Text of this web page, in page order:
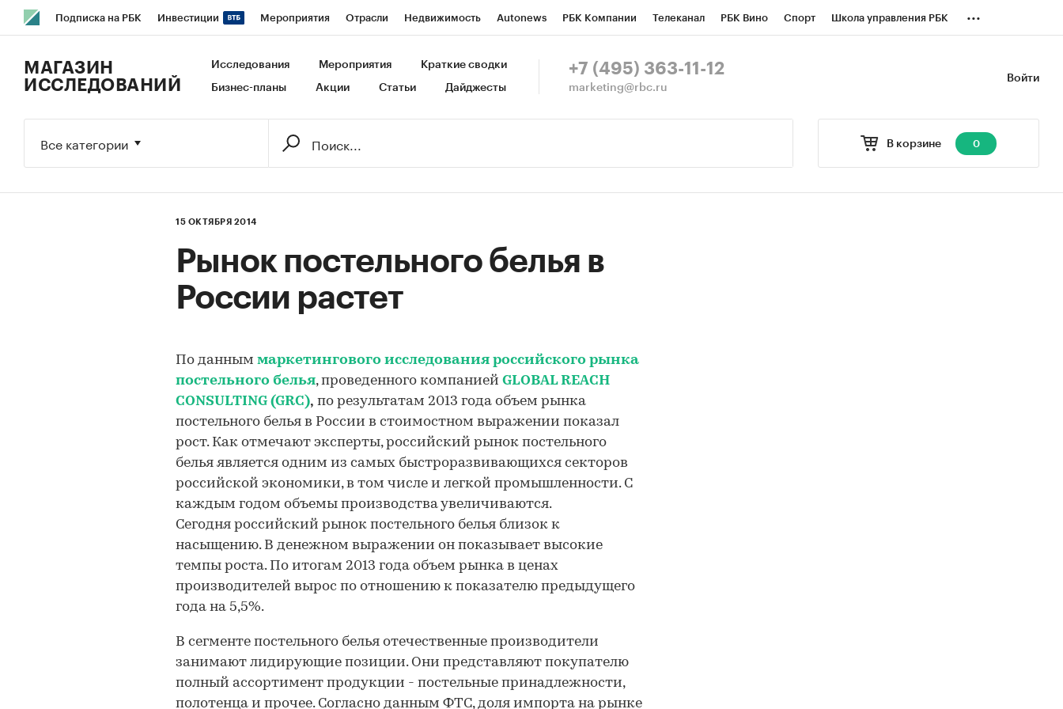
Подписка на РБК Инвестиции Мероприятия Отрасли Недвижимость Autonews РБК Компании Телеканал РБК Вино Спорт Школа управления РБК
Исследования Кредитные рейтинги Франшизы Газета Спецпроекты СПб Конференции СПб Спецпроекты
...
Войти
МАГАЗИН
ИССЛЕДОВАНИЙ
Исследования Мероприятия Краткие сводки
Бизнес-планы Акции Статьи Дайджесты
+7 (495) 363-11-12
marketing@rbc.ru
В корзине 0
Все категории
15 ОКТЯБРЯ 2014
Рынок постельного белья в
России растет
По данным маркетингового исследования российского рынка
постельного белья, проведенного компанией GLOBAL REACH
CONSULTING (GRC), по результатам 2013 года объем рынка
постельного белья в России в стоимостном выражении показал
рост. Как отмечают эксперты, российский рынок постельного
белья является одним из самых быстроразвивающихся секторов
российской экономики, в том числе и легкой промышленности. С
каждым годом объемы производства увеличиваются.
Сегодня российский рынок постельного белья близок к
насыщению. В денежном выражении он показывает высокие
темпы роста. По итогам 2013 года объем рынка в ценах
производителей вырос по отношению к показателю предыдущего
года на 5,5%.
В сегменте постельного белья отечественные производители
занимают лидирующие позиции. Они представляют покупателю
полный ассортимент продукции - постельные принадлежности,
полотенца и прочее. Согласно данным ФТС, доля импорта на рынке